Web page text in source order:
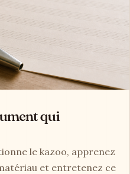
qui
le kazoo, apprenez
et entretenez ce